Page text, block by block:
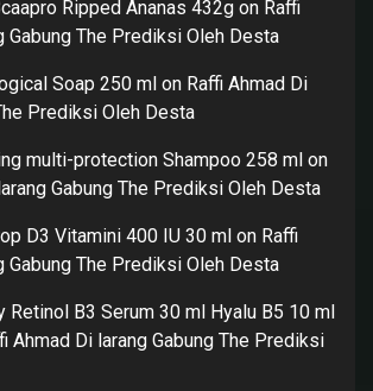
Ripped Ananas 432g on Raffi
Gabung The Prediksi Oleh Desta
Soap 250 ml on Raffi Ahmad Di
Prediksi Oleh Desta
multi-protection Shampoo 258 ml on
Gabung The Prediksi Oleh Desta
D3 Vitamini 400 IU 30 ml on Raffi
Gabung The Prediksi Oleh Desta
Retinol B3 Serum 30 ml Hyalu B5 10 ml
Ahmad Di larang Gabung The Prediksi